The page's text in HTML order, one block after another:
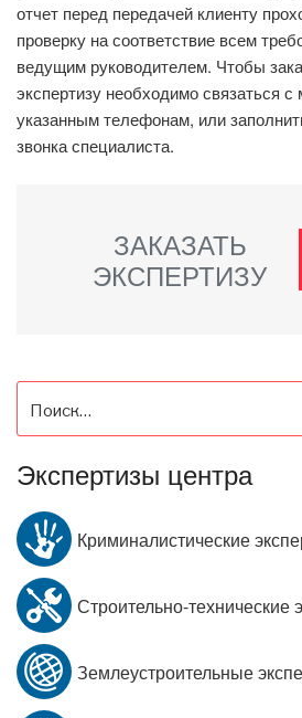
отчет перед передачей клиенту
проверку на соответствие всем
ведущим руководителем. Чтобы
экспертизу необходимо связаться
указанным телефонам, или
звонка специалиста.
ЗАКАЗАТЬ
ЭКСПЕРТИЗУ
Экспертизы центра
Криминалистические
Строительно-технические
Землеустроительные